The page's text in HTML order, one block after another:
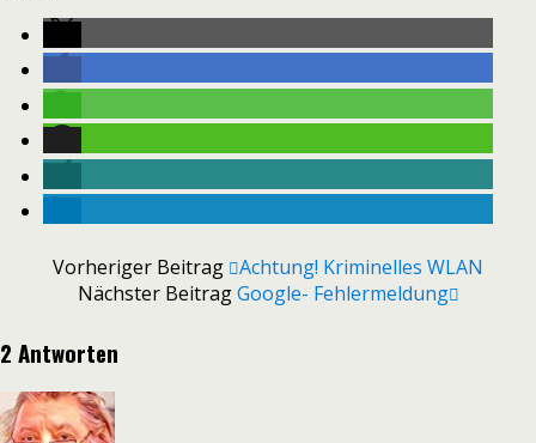
Vorheriger Beitrag Achtung! Kriminelles WLAN
Nächster BeitragGoogle- Fehlermeldung
2 Antworten